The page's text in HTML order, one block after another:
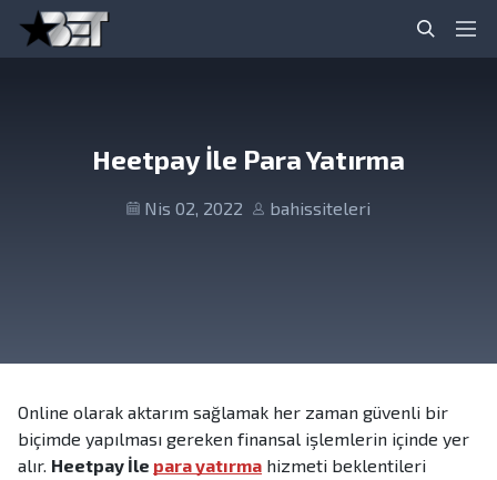
ii
Canlı Bahis Siteleri, Casino Siteleri, Online Bahis
Siteleri
S
e
P
Heetpay İle Para Yatırma
Nis 02, 2022 bahissiteleri
Online olarak aktarım sağlamak her zaman güvenli bir
biçimde yapılması gereken finansal işlemlerin içinde yer
alır. Heetpay İle para yatırma hizmeti beklentileri